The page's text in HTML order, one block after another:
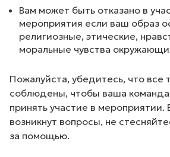
Вам может быть отказано в
мероприятия если ваш образ
религиозные, этические,
моральные чувства
Пожалуйста, убедитесь, что все
соблюдены, чтобы ваша
принять участие в мероприятии.
возникнут вопросы, не
за помощью.